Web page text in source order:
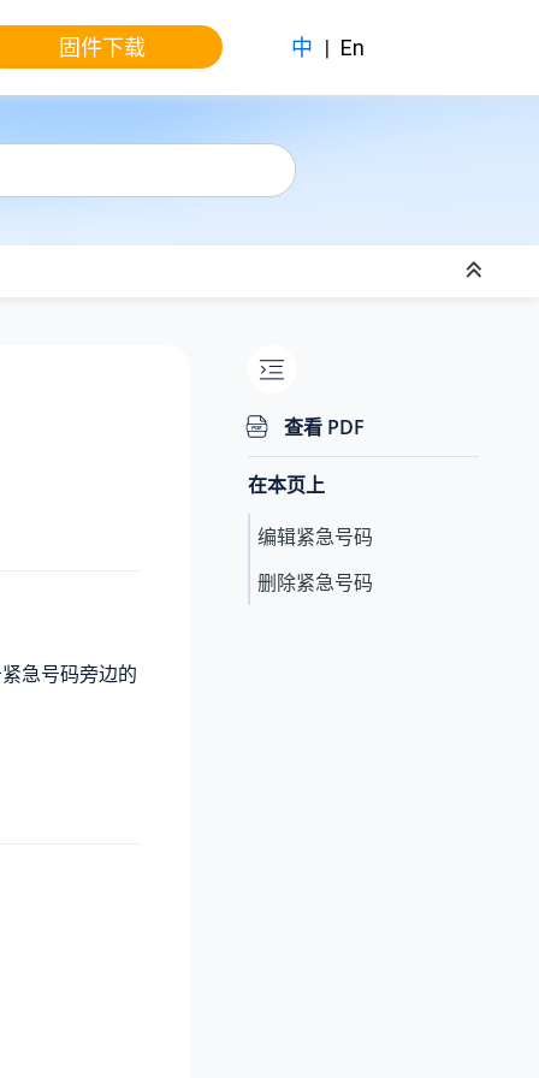
固件下载 中 | En
急号码旁边的
查看 PDF
在本页上
编辑紧急号码
删除紧急号码